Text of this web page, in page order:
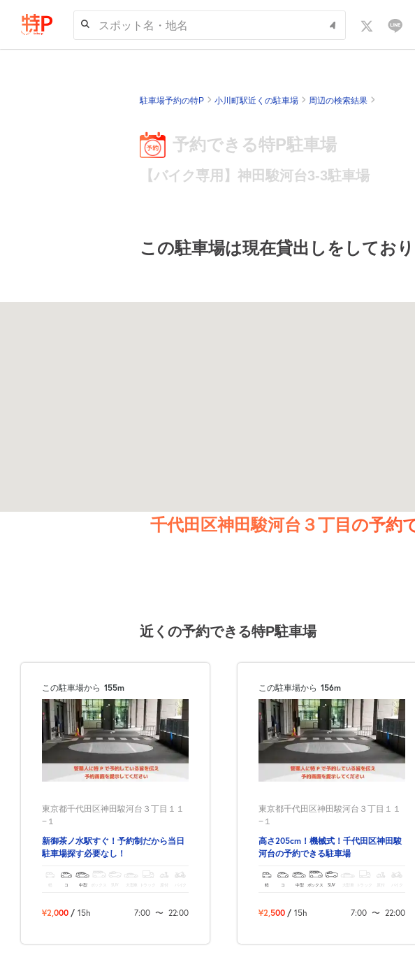
スポット名・地名
駐車場予約の特P 小川町駅近くの駐車場 周辺の検索結果
予約できる特P駐車場
【バイク専用】神田駿河台3-3駐車場
この駐車場は現在貸出しをしており
千代田区神田駿河台３丁目の予約
近くの予約できる特P駐車場
この駐車場から 155m
東京都千代田区神田駿河台３丁目１１
−１
新御茶ノ水駅すぐ！予約制だから当日
駐車場探す必要なし！
軽 コ 中型 ボックス SUV 大型車 トラック バイク
¥2,000 / 15h 7:00 〜 22:00
この駐車場から 156m
東京都千代田区神田駿河台３丁目１１
−１
高さ205cm！機械式！千代田区神田駿
河台の予約できる駐車場
軽 コ 中型 ボックス SUV 大型車 トラック バイク
¥2,500 / 15h 7:00 〜 22:00